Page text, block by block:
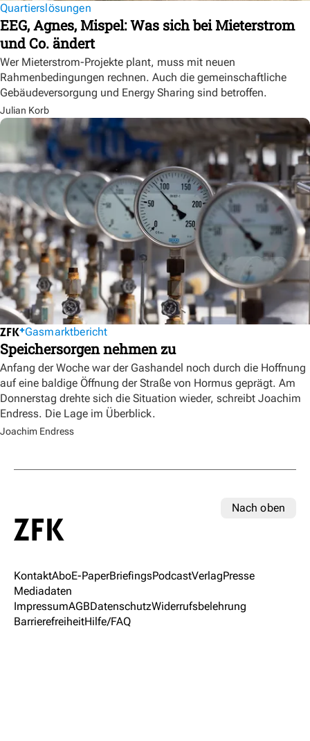
Quartierslösungen
EEG, Agnes, Mispel: Was sich bei Mieterstrom
und Co. ändert
Wer Mieterstrom-Projekte plant, muss mit neuen
Rahmenbedingungen rechnen. Auch die gemeinschaftliche
Gebäudeversorgung und Energy Sharing sind betroffen.
Julian Korb
Gasmarktbericht
Speichersorgen nehmen zu
Anfang der Woche war der Gashandel noch durch die Hoffnung
auf eine baldige Öffnung der Straße von Hormus geprägt. Am
Donnerstag drehte sich die Situation wieder, schreibt Joachim
Endress. Die Lage im Überblick.
Joachim Endress
Nach oben
KontaktAboE-PaperBriefingsPodcastVerlagPresse
Mediadaten
ImpressumAGBDatenschutzWiderrufsbelehrung
BarrierefreiheitHilfe/FAQ